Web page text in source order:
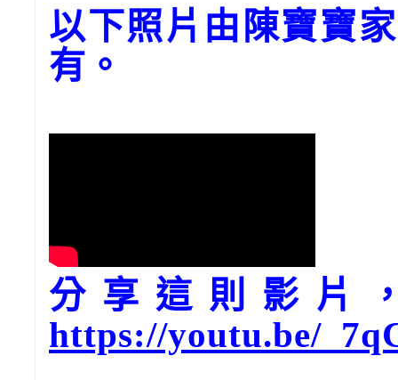
以下照片由陳寶寶
有。
分享這則影片
https://youtu.be/